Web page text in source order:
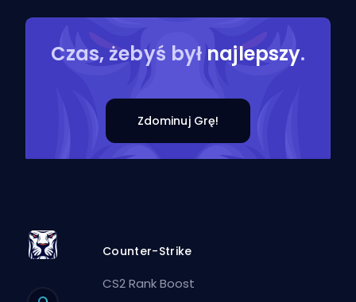
Czas, żebyś był najlepszy.
Zdominuj Grę!
Counter-Strike
CS2 Rank Boost